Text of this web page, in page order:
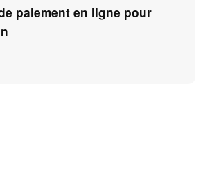
paiement en ligne pour